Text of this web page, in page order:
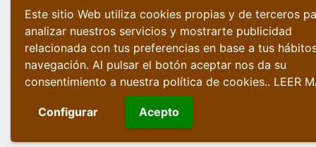
Este sitio Web utiliza cookies propias y de terceros
analizar nuestros servicios y mostrarte publicidad
relacionada con tus preferencias en base a tus
navegación. Al pulsar el botón aceptar nos da su
consentimiento a nuestra política de cookies.. LEER
Configurar Acepto